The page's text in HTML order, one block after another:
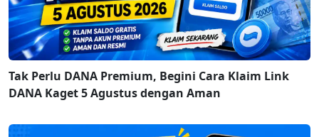
Tak Perlu DANA Premium, Begini Cara Klaim Link
DANA Kaget 5 Agustus dengan Aman